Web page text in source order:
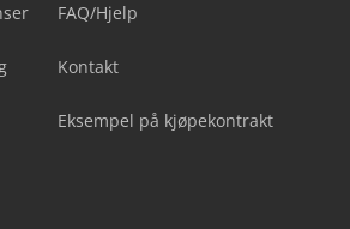
FAQ/Hjelp
Kontakt
Eksempel på kjøpekontrakt